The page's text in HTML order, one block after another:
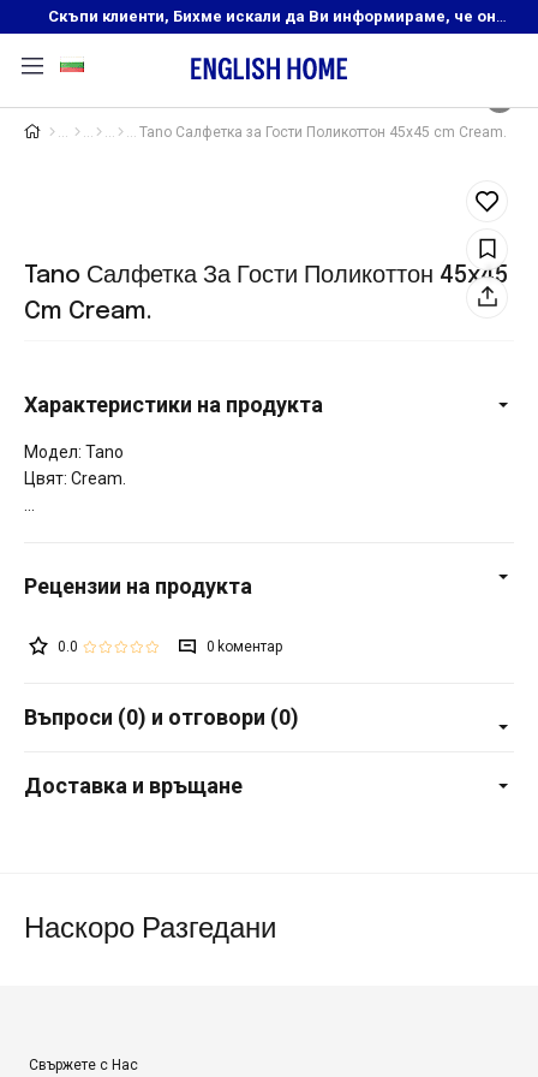
Скъпи клиенти, Бихме искали да Ви информираме, че онлайн магазинът на English Home преустановява своята дейност. Прекрасният ни и усмихнат екип ,Ви очаква в нашите физически магазини, където ще откриете любимите си продукти! Благодарим Ви, че сте част от семейството на Еnglish Home!
Tano Салфетка за Гости Поликоттон 45x45 cm Cream.
Tano Салфетка За Гости Поликоттон 45x45
Cm Cream.
Характеристики на продукта
Модел: Tano
Цвят: Cream.
0.0 0
Въпроси (0) и отговори (0)
Доставка и връщане
Наскоро Разгедани
Свържете с Нас